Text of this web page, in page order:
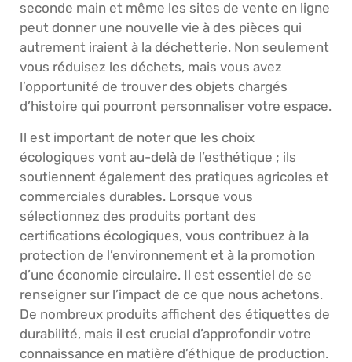
seconde main et même les sites de vente en ligne
peut donner une nouvelle vie à des pièces qui
autrement iraient à la déchetterie. Non seulement
vous réduisez les déchets, mais vous avez
l’opportunité de trouver des objets chargés
d’histoire qui pourront personnaliser votre espace.
Il est important de noter que les choix
écologiques vont au-delà de l’esthétique ; ils
soutiennent également des pratiques agricoles et
commerciales durables. Lorsque vous
sélectionnez des produits portant des
certifications écologiques, vous contribuez à la
protection de l’environnement et à la promotion
d’une économie circulaire. Il est essentiel de se
renseigner sur l’impact de ce que nous achetons.
De nombreux produits affichent des étiquettes de
durabilité, mais il est crucial d’approfondir votre
connaissance en matière d’éthique de production.